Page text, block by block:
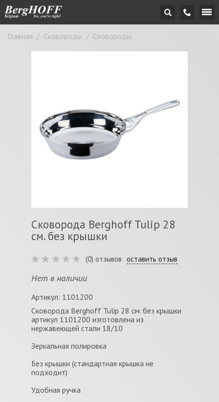
Главная / Сковороды / Сковороды
Сковорода Berghoff Tulip 28
см. без крышки
(0) отзывов оставить отзыв
Нет в наличии
Артикул: 1101200
Сковорода Berghoff Tulip 28 см. без крышки
артикул 1101200 изготовлена из
нержавеющей стали 18/10
Зеркальная полировка
Без крышки (стандартная крышка не
подходит)
Удобная ручка